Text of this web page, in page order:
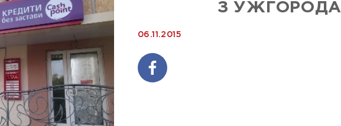
З УЖГОРОДА
06.11.2015